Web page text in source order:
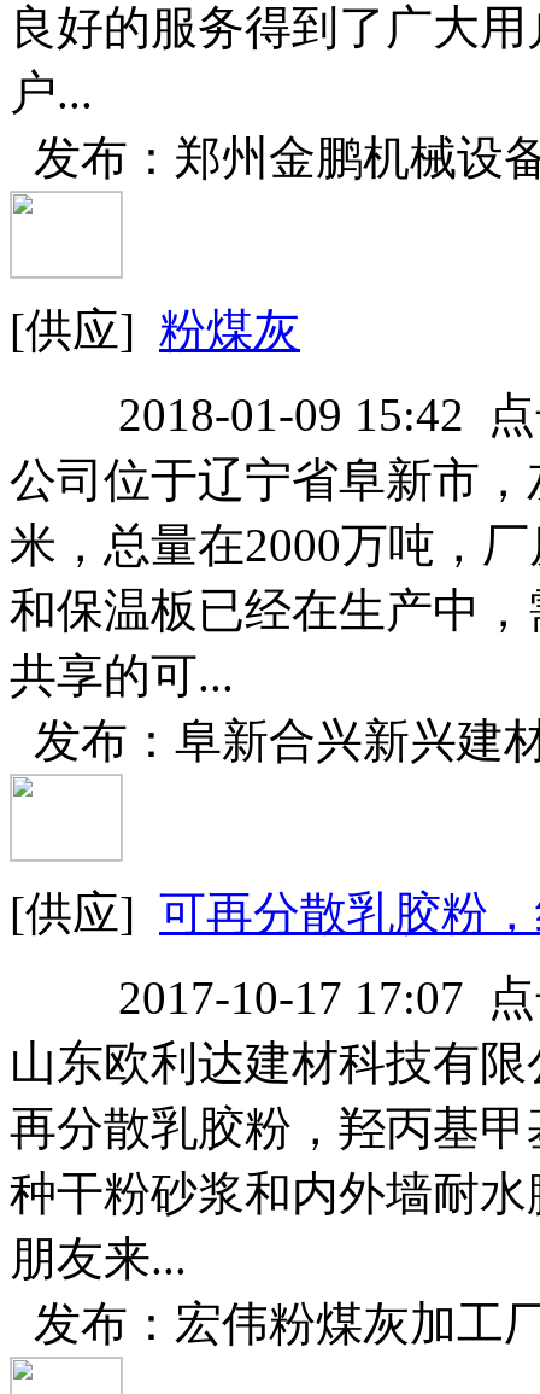
良好的服务得到了广大
户...
发布：郑州金鹏机械设
[供应] 粉煤灰
2018-01-09 15:42
公司位于辽宁省阜新市
米，总量在2000万吨，
和保温板已经在生产中
共享的可...
发布：阜新合兴新兴建
[供应] 可再分散乳胶粉
2017-10-17 17:07
山东欧利达建材科技有
再分散乳胶粉，羟丙基
种干粉砂浆和内外墙耐
朋友来...
发布：宏伟粉煤灰加工